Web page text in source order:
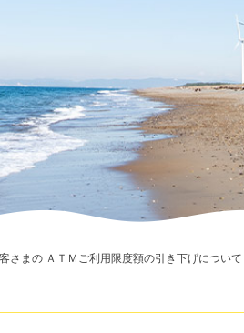
さまの ＡＴＭご利用限度額の引き下げについて